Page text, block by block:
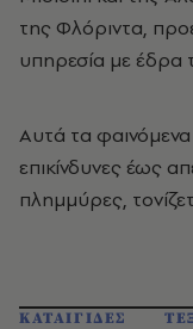
της Φλόριντα,
υπηρεσία με έδρα
Αυτά τα
επικίνδυνες έως
πλημμύρες,
ΚΑΤΑΙΓΙΔΕΣ